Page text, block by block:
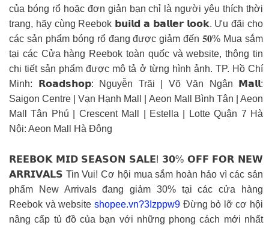
của bóng rổ hoặc đơn giản bạn chỉ là người yêu thích thời
trang, hãy cùng Reebok 𝗯𝘂𝗶𝗹𝗱 𝗮 𝗯𝗮𝗹𝗹𝗲𝗿 𝗹𝗼𝗼𝗸. Ưu đãi cho
các sản phẩm bóng rổ đang được giảm đến 𝟓𝟎% Mua sắm
tại các Cửa hàng Reebok toàn quốc và website, thông tin
chi tiết sản phẩm được mô tả ở từng hình ảnh. TP. Hồ Chí
Minh: 𝗥𝗼𝗮𝗱𝘀𝗵𝗼𝗽: Nguyễn Trãi | Võ Văn Ngân 𝗠𝗮𝗹𝗹:
Saigon Centre | Vạn Hạnh Mall | Aeon Mall Bình Tân | Aeon
Mall Tân Phú | Crescent Mall | Estella | Lotte Quận 7 Hà
Nội: Aeon Mall Hà Đông
𝗥𝗘𝗘𝗕𝗢𝗞 𝗠𝗜𝗗 𝗦𝗘𝗔𝗦𝗢𝗡 𝗦𝗔𝗟𝗘! 𝟯𝟬% 𝗢𝗙𝗙 𝗙𝗢𝗥 𝗡𝗘𝗪
𝗔𝗥𝗥𝗜𝗩𝗔𝗟𝗦 Tin Vui! Cơ hội mua sắm hoàn hảo vì các sản
phẩm New Arrivals đang giảm 30% tại các cửa hàng
Reebok và website shopee.vn?3Izppw9Đừng bỏ lỡ cơ hội
nâng cấp tủ đồ của bạn với những phong cách mới nhất